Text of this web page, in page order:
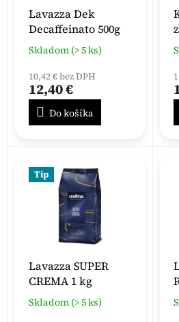
Lavazza Dek
Decaffeinato 500g
Skladom (> 5 ks)
10,42 € bez DPH
12,40 €
Do košíka
Tip
Lavazza SUPER
CREMA 1 kg
Skladom (> 5 ks)
g